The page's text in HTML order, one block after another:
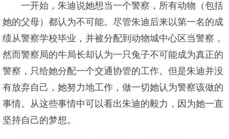
一开始，朱迪说她想当一个警察，所有动物（包括
她的父母）都认为不可能。尽管朱迪后来以第一名的成
绩从警察学校毕业，并被分配到动物城中心区当警察，
然而警察局的牛局长却认为一只兔子不可能成为真正的
警察，只给她分配一个交通协管的工作。但是朱迪并没
有放弃自己，她努力地工作，做一切她认为警察该做的
事情。从这些事情中可以看出朱迪的毅力，因为她一直
坚持自己的梦想。